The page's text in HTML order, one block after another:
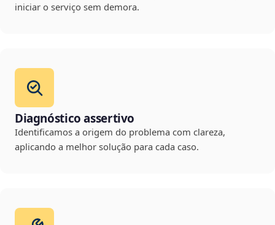
iniciar o serviço sem demora.
Diagnóstico assertivo
Identificamos a origem do problema com clareza,
aplicando a melhor solução para cada caso.